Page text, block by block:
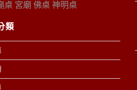
桌 宮廟 佛桌 神明桌
類